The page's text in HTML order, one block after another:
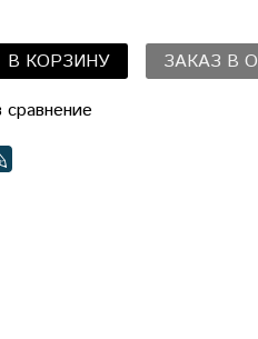
В КОРЗИНУ
ЗАКАЗ В